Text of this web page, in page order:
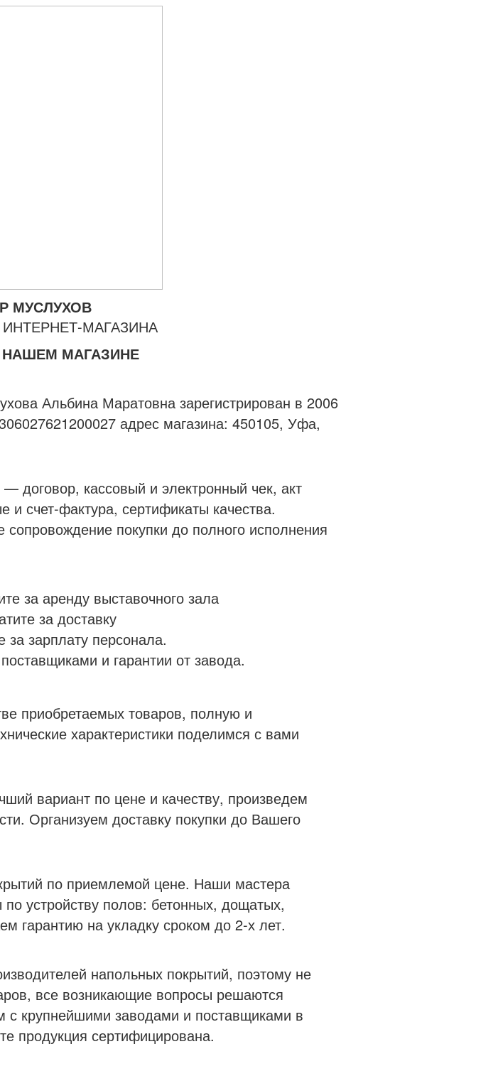
МУСЛУХОВ
МАГАЗИНА
НАШЕМ МАГАЗИНЕ
Альбина Маратовна зарегистрирован в 2006
адрес магазина: 450105, Уфа,
договор, кассовый и электронный чек, акт
счет-фактура, сертификаты качества.
покупки до полного исполнения
за аренду выставочного зала
за доставку
зарплату персонала.
и гарантии от завода.
приобретаемых товаров, полную и
характеристики поделимся с вами
вариант по цене и качеству, произведем
Организуем доставку покупки до Вашего
по приемлемой цене. Наши мастера
устройству полов: бетонных, дощатых,
гарантию на укладку сроком до 2-х лет.
напольных покрытий, поэтому не
все возникающие вопросы решаются
с крупнейшими заводами и поставщиками в
продукция сертифицирована.